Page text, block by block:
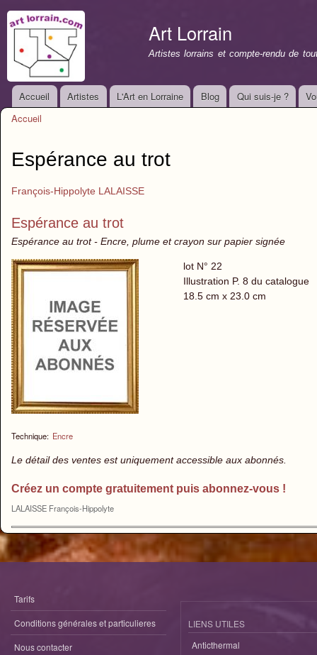
Art Lorrain
Artistes lorrains et compte-rendu de
Menu principal
Accueil Artistes L'Art en Lorraine Blog Qui suis-je ?
Accueil
Espérance au trot
François-Hippolyte LALAISSE
Espérance au trot
Espérance au trot - Encre, plume et crayon sur papier signée
Technique: Encre
lot N° 22
Illustration P. 8 du catalogue
18.5 cm x 23.0 cm
Le détail des ventes est uniquement accessible aux abonnés.
Créez un compte gratuitement puis abonnez-vous !
LALAISSE François-Hippolyte
Tarifs
Conditions générales et particulieres
Nous contacter
LIENS UTILES
Anticthermal